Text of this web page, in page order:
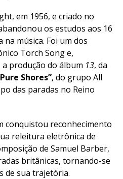
em 1956, e criado no
os estudos aos 16
música. Foi um dos
Torch Song e,
produção do álbum 13, da
Shores”, do grupo All
das paradas no Reino
conquistou reconhecimento
releitura eletrônica de
de Samuel Barber,
britânicas, tornando-se
de sua trajetória.